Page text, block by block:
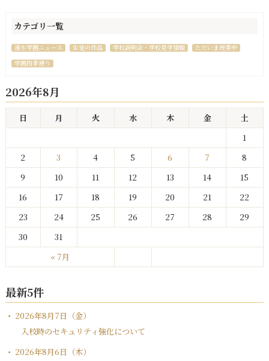
カテゴリ一覧
清水学園ニュース 生徒の作品 学校説明会・学校見学情報
ただいま授業中
学園四季便り
2026年8月
日 月 火 水 木 金 土
« 7月
1
2
3 4 5 6 7
8
9
10 11 12 13 14
15
16
17 18 19 20 21
22
23
24 25 26 27 28
29
30
31
最新5件
2026年8月7日（金）
入校時のセキュリティ強化について
2026年8月6日（木）